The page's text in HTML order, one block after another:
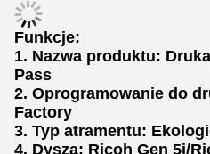
Funkcje:
1. Nazwa produktu:
Pass
2. Oprogramowanie do
Factory
3. Typ atramentu:
4. Dysza: Ricoh Gen 5i/